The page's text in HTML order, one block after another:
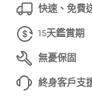
快速、免費
15天鑑賞期
無憂保固
終身客戶支